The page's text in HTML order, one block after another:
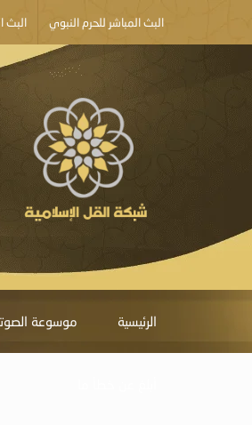
البث المباشر للحرم النبوي البث
الرئيسية موسوعة